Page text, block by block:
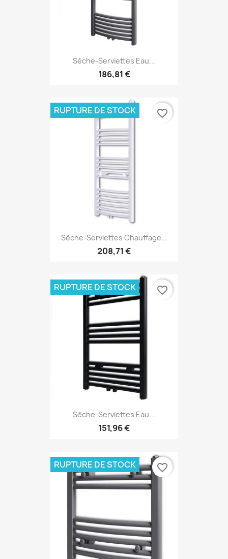
Sèche-Serviettes Eau...
186,81 €
Sèche-Serviettes Chauffage...
208,71 €
RUPTURE DE STOCK favorite_border
Sèche-Serviettes Eau...
151,96 €
RUPTURE DE STOCK favorite_border
RUPTURE DE STOCK favorite_border